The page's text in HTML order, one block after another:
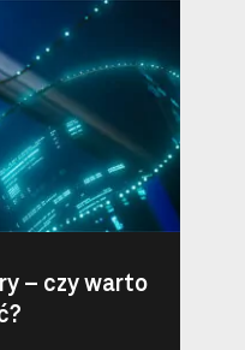
– czy warto